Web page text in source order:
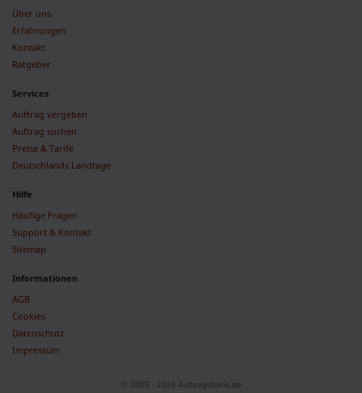
Über uns
Erfahrungen
Kontakt
Ratgeber
Services
Auftrag vergeben
Auftrag suchen
Preise & Tarife
Deutschlands Landtage
Hilfe
Häufige Fragen
Support & Kontakt
Sitemap
Informationen
AGB
Cookies
Datenschutz
Impressum
© 2009 - 2026 Auftragsbank.de